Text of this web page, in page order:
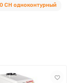
СН одноконтурный